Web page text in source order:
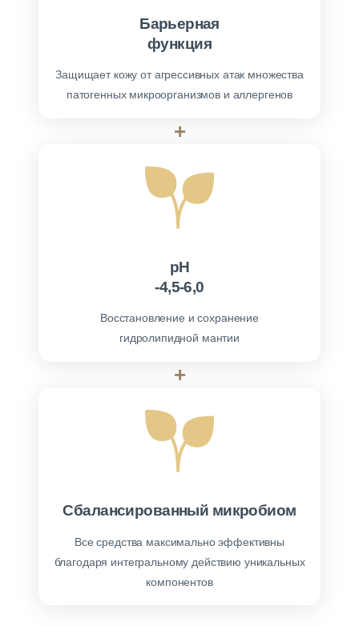
Барьерная
функция
Защищает кожу от агрессивных атак множества
патогенных микроорганизмов и аллергенов
+
рН
-4,5-6,0
Восстановление и сохранение
гидролипидной мантии
+
Сбалансированный микробиом
Все средства максимально эффективны
благодаря интегральному действию уникальных
компонентов